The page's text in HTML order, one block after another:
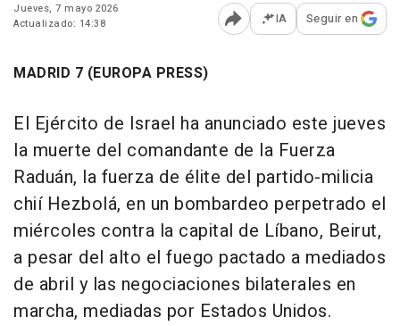
Jueves, 7 mayo 2026
Actualizado: 14:38
Abrir opciones para
IA Seguir en
MADRID 7 (EUROPA PRESS)
El Ejército de Israel ha anunciado este jueves
la muerte del comandante de la Fuerza
Raduán, la fuerza de élite del partido-milicia
chií Hezbolá, en un bombardeo perpetrado el
miércoles contra la capital de Líbano, Beirut,
a pesar del alto el fuego pactado a mediados
de abril y las negociaciones bilaterales en
marcha, mediadas por Estados Unidos.